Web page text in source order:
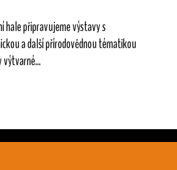
hale připravujeme výstavy s
a další přírodovědnou tématikou